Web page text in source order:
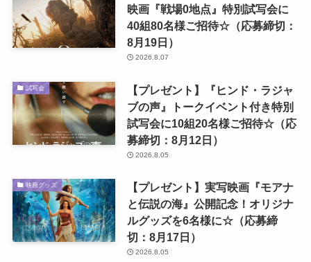
映画『戦場0地点』特別試写会に
40組80名様ご招待☆（応募締切：
8月19日）
2026.8.07
試写会
【プレゼント】『ヒンド・ラジャ
ブの声』トークイベント付き特別
試写会に10組20名様ご招待☆（応
募締切：8月12日）
2026.8.05
映画グッズ
【プレゼント】実写映画『モアナ
と伝説の海』公開記念！オリジナ
ルグッズを6名様に☆（応募締
切：8月17日）
2026.8.05